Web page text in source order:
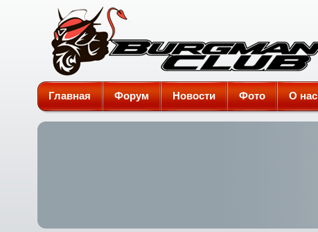
Burgman-Club
Главная Форум Новости Фото О нас